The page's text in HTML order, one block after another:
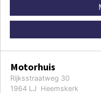
Motorhuis
Rijksstraatweg 30
1964 LJ Heemskerk